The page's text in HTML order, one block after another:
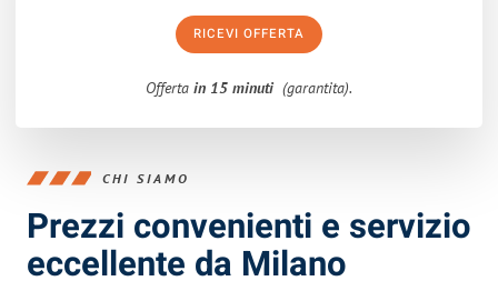
RICEVI OFFERTA
Offerta in 15 minuti (garantita).
CHI SIAMO
Prezzi convenienti e servizio
eccellente da Milano